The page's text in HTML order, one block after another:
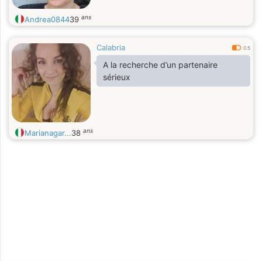
Andrea084439 ans
Calabria 0.5
A la recherche d’un partenaire
sérieux
Marianagar...38 ans